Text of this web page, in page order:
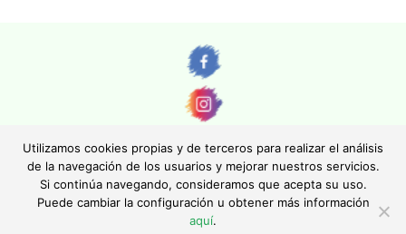
© AEFONA 2011- 2026 | Todas las imágenes y textos son propiedad de sus
autores. Queda totalmente prohibida su reproducción.
Política de privacidad
Utilizamos cookies propias y de terceros para realizar el análisis
de la navegación de los usuarios y mejorar nuestros servicios.
Si continúa navegando, consideramos que acepta su uso.
Puede cambiar la configuración u obtener más información
aquí.